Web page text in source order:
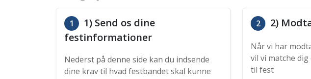
1
1) Send os dine
festinformationer
Nederst på denne side kan du indsende
dine krav til hvad festbandet skal kunne
2 2)
Når vi har
vil vi matche
til fest